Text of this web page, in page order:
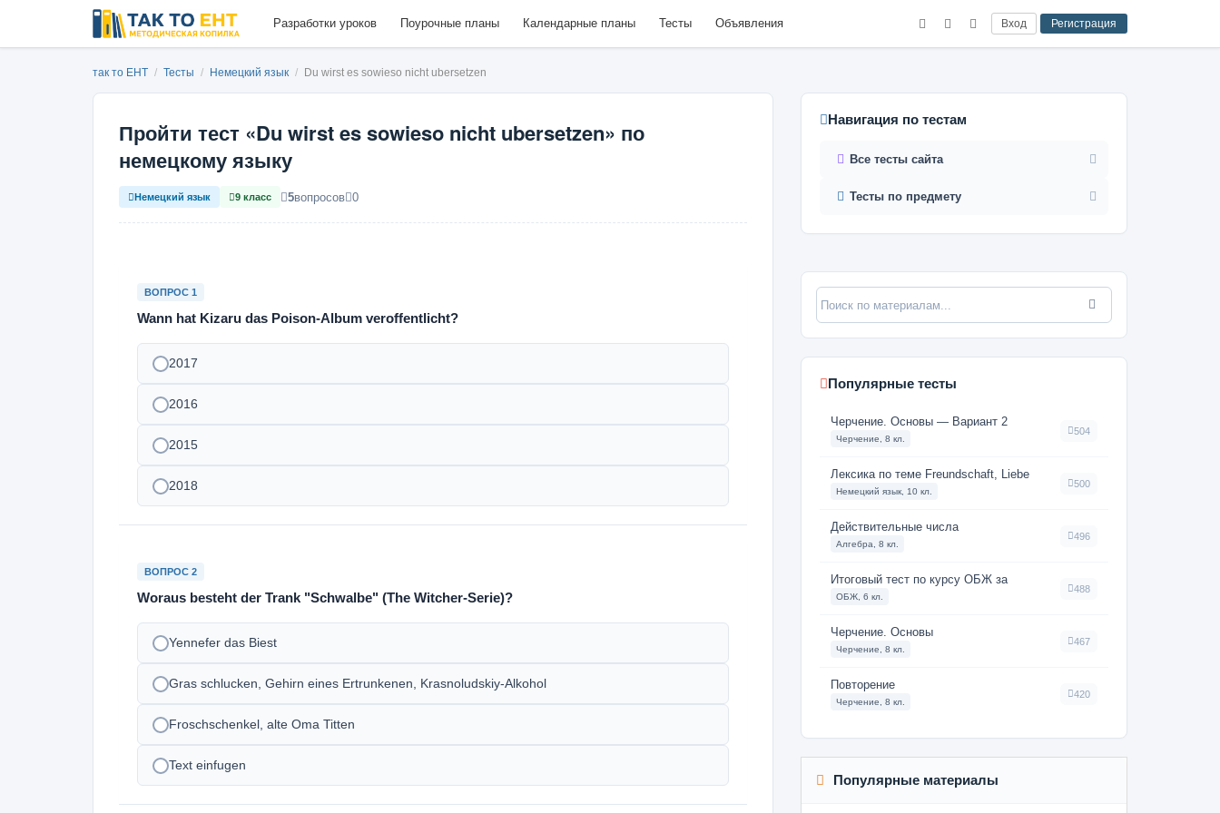
Разработки уроков Поурочные планы Календарные планы Тесты Объявления Вход Регистрация
так то ЕНТ / Тесты / Немецкий язык / Du wirst es sowieso nicht ubersetzen
Пройти тест «Du wirst es sowieso nicht ubersetzen» по
немецкому языку
Немецкий язык 9 класс 5вопросов 0
ВОПРОС 1
Wann hat Kizaru das Poison-Album veroffentlicht?
2017
2016
2015
2018
ВОПРОС 2
Woraus besteht der Trank "Schwalbe" (The Witcher-Serie)?
Yennefer das Biest
Gras schlucken, Gehirn eines Ertrunkenen, Krasnoludskiy-Alkohol
Froschschenkel, alte Oma Titten
Text einfugen
Навигация по тестам
Все тесты сайта
Тесты по предмету
Популярные тесты
Черчение. Основы — Вариант 2
Черчение, 8 кл.
504
Лексика по теме Freundschaft, Liebe
Немецкий язык, 10 кл.
500
Действительные числа
Алгебра, 8 кл.
496
Итоговый тест по курсу ОБЖ за
ОБЖ, 6 кл.
488
Черчение. Основы
Черчение, 8 кл.
467
Повторение
Черчение, 8 кл.
420
Популярные материалы